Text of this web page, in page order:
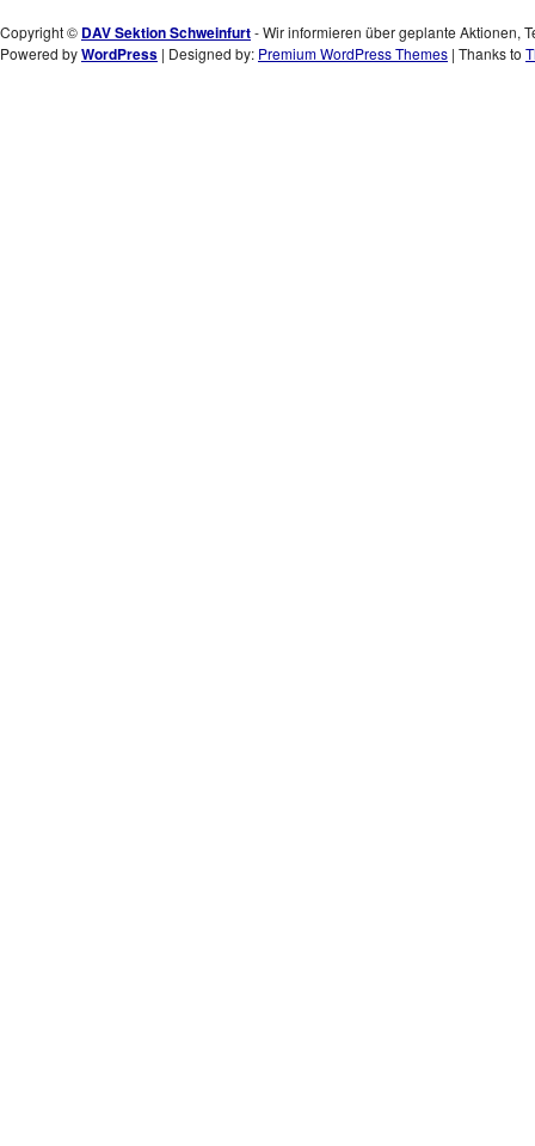
Copyright © DAV Sektion Schweinfurt- Wir informieren über geplante Aktionen,
Powered byWordPress | Designed by: Premium WordPress Themes | Thanks to